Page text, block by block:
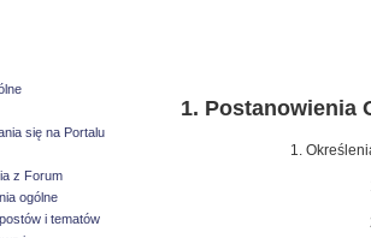
się na Portalu
z Forum
ogólne
i tematów
Postanowienia